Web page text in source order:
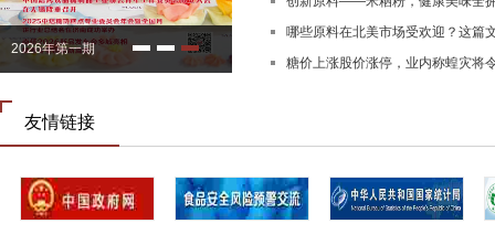
2026年第一期
哪些原料在北美市场受欢迎？这篇
糖价上涨股价涨停，业内称蝗灾将
友情链接